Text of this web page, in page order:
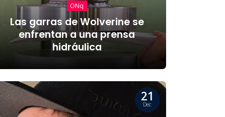
ONq
Las garras de Wolverine se
enfrentan a una prensa
hidráulica
21
Dec